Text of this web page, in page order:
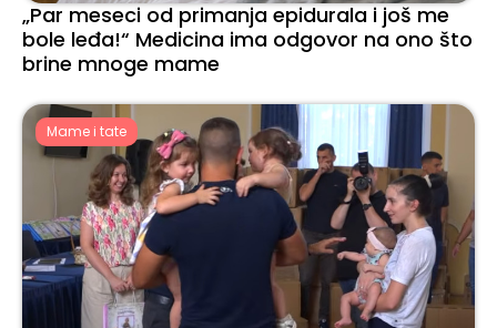
„Par meseci od primanja epidurala i još me
bole leđa!“ Medicina ima odgovor na ono što
brine mnoge mame
Mame i tate